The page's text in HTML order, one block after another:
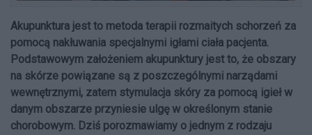
Akupunktura jest to metoda terapii rozmaitych schorzeń za
pomocą nakłuwania specjalnymi igłami ciała pacjenta.
Podstawowym założeniem akupunktury jest to, że obszary
na skórze powiązane są z poszczególnymi narządami
wewnętrznymi, zatem stymulacja skóry za pomocą igieł w
danym obszarze przyniesie ulgę w określonym stanie
chorobowym. Dziś porozmawiamy o jednym z rodzaju